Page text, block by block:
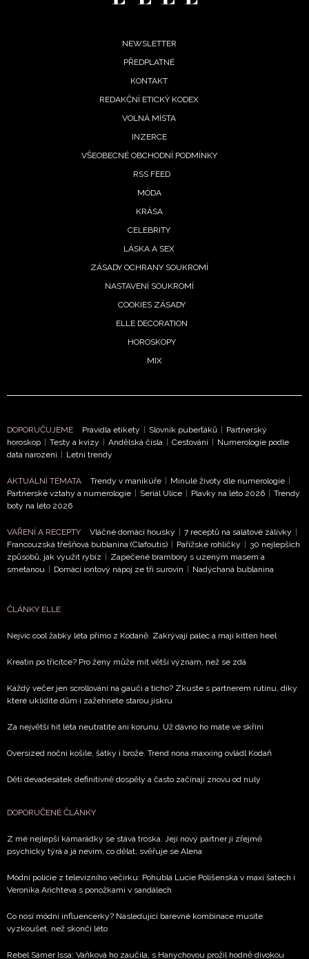
NEWSLETTER
podmínkami společnosti BurdaMedia Extra s.r.o.
potvrzujete, že jste se seznámili se
ochrany soukromí- BurdaMedia Extra s.r.o. bude s
Vašimi údaji pracovat zejména k organizaci a
vyhodnocení akce a zasílání novinek.
Chcete navíc dostávat i další zajímavé a exkluzivní
informace od našich partnerů? Pokud souhlasíte se
zpracováním údajů k tomuto účelu podle
NEWSLETTER
PŘEDPLATNÉ
KONTAKT
REDAKČNÍ ETICKÝ KODEX
VOLNÁ MÍSTA
INZERCE
VŠEOBECNÉ OBCHODNÍ PODMÍNKY
RSS FEED
MÓDA
KRÁSA
CELEBRITY
LÁSKA A SEX
ZÁSADY OCHRANY SOUKROMÍ
NASTAVENÍ SOUKROMÍ
COOKIES ZÁSADY
ELLE DECORATION
HOROSKOPY
MIX
DOPORUČUJEME Pravidla etikety Slovník puberťáků
Partnerský
horoskop
Testy a kvízy Andělská čísla Cestování
Numerologie podle
data narození
Letní trendy
AKTUÁLNÍ TÉMATA Trendy v manikúře Minulé životy dle numerologie
Partnerské vztahy a numerologie
Seriál Ulice Plavky na léto 2026
Trendy
boty na léto 2026
VAŘENÍ A RECEPTY Vláčné domácí housky 7 receptů na salátové zálivky
Francouzská třešňová bublanina (Clafoutis)
Pařížské rohlíčky
30 nejlepších
způsobů, jak využít rybíz
Zapečené brambory s uzeným masem a
smetanou
Domácí iontový nápoj ze tří surovin Nadýchaná bublanina
ČLÁNKY ELLE
Nejvíc cool žabky léta přímo z Kodaně. Zakrývají palec a mají kitten heel
Kreatin po třicítce? Pro ženy může mít větší význam, než se zdá
Každý večer jen scrollování na gauči a ticho? Zkuste s partnerem rutinu, díky
které uklidíte dům i zažehnete starou jiskru
Za největší hit léta neutratíte ani korunu. Už dávno ho máte ve skříni
Oversized noční košile, šátky i brože. Trend nona maxxing ovládl Kodaň
Děti devadesátek definitivně dospěly a často začínají znovu od nuly
DOPORUČENÉ ČLÁNKY
Z mé nejlepší kamarádky se stává troska. Její nový partner ji zřejmě
psychicky týrá a já nevím, co dělat, svěřuje se Alena
Módní policie z televizního večírku: Pohublá Lucie Polišenská v maxi šatech i
Veronika Arichteva s ponožkami v sandálech
Co nosí módní influencerky? Následující barevné kombinace musíte
vyzkoušet, než skončí léto
Rebel Sámer Issa: Vaňková ho zaučila, s Hanychovou prožil hodně divokou